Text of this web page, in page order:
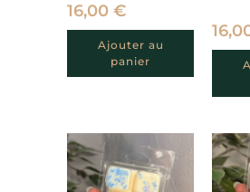
16,00 €
Ajouter au
panier